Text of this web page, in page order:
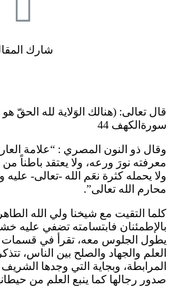
شارك
قال تعالى: (هنالك الوَلاية لله الحقّ
سورةالكهف 44
وقال ذو النون المصري : “علامة
معرفته نورَ ورعه، ولا يعتقد باطناً
ولا يحمله كثرة نعَم الله -تعالى-
محارم الله تعالى”.
كلما التقيت مع شيخنا ولي الله
بالإطمئنان فابتسامته تضفي عليه
يطول الجلوس معه، تقرأ في قسمات
العلم والجهاد والصلح بين الناس،
المرابطة، وبجاية التي وجدها
صدور رجالها كما ينبع العلم من